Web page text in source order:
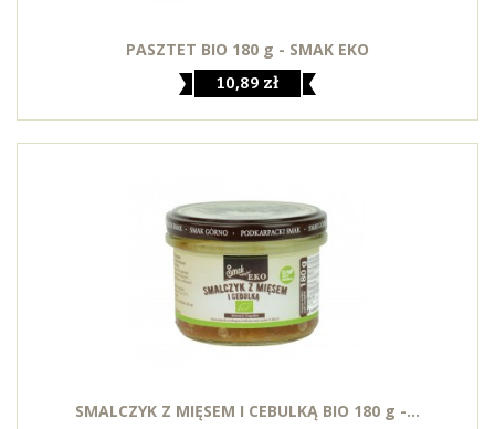
PASZTET BIO 180 g - SMAK EKO
10,89 zł
SMALCZYK Z MIĘSEM I CEBULKĄ BIO 180 g -...